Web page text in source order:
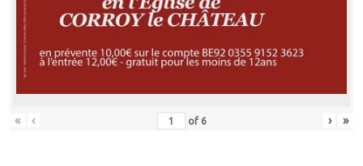
« ‹ of 6 › »